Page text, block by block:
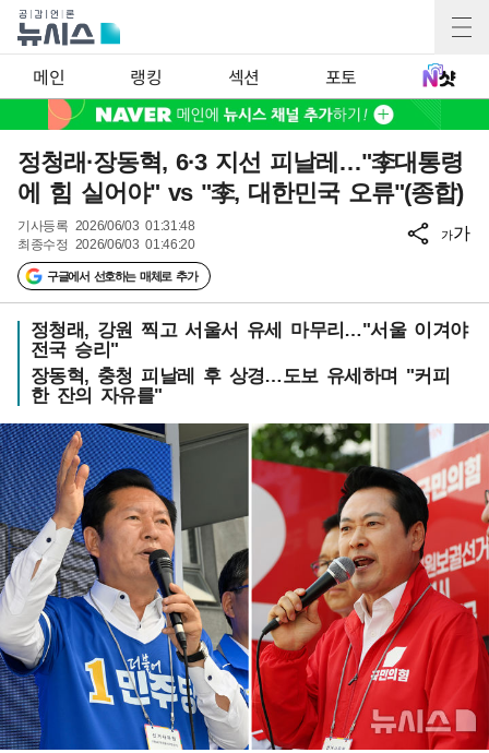
메인 랭킹 섹션 포토
정청래·장동혁, 6·3 지선 피날레…"李대통령
에 힘 실어야" vs "李, 대한민국 오류"(종합)
기사등록 2026/06/03 01:31:48
최종수정 2026/06/03 01:46:20
구글에서 선호하는 매체로 추가
가가
정청래, 강원 찍고 서울서 유세 마무리…"서울 이겨야
전국 승리"
장동혁, 충청 피날레 후 상경…도보 유세하며 "커피
한 잔의 자유를"